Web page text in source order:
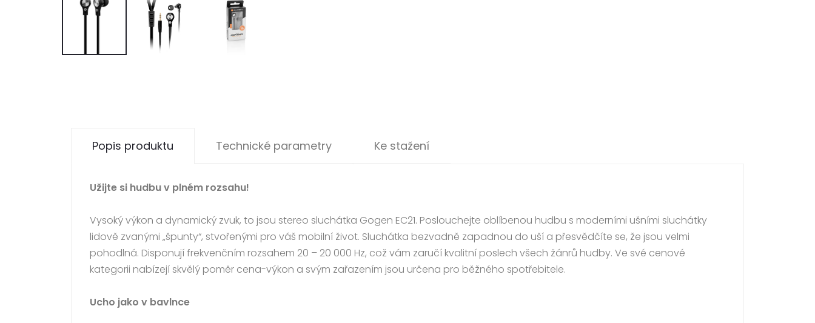
Popis produktu Technické parametry Ke stažení
Užijte si hudbu v plném rozsahu!
Vysoký výkon a dynamický zvuk, to jsou stereo sluchátka Gogen EC21. Poslouchejte oblíbenou hudbu s moderními ušními sluchátky
lidově zvanými „špunty“, stvořenými pro váš mobilní život. Sluchátka bezvadně zapadnou do uší a přesvědčíte se, že jsou velmi
pohodlná. Disponují frekvenčním rozsahem 20 – 20 000 Hz, což vám zaručí kvalitní poslech všech žánrů hudby. Ve své cenové
kategorii nabízejí skvělý poměr cena-výkon a svým zařazením jsou určena pro běžného spotřebitele.
Ucho jako v bavlnce